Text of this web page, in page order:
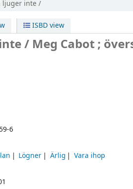
ljuger inte /
ISBD view
/ Meg Cabot ;
6
Lögner Ärlig
Vara ihop